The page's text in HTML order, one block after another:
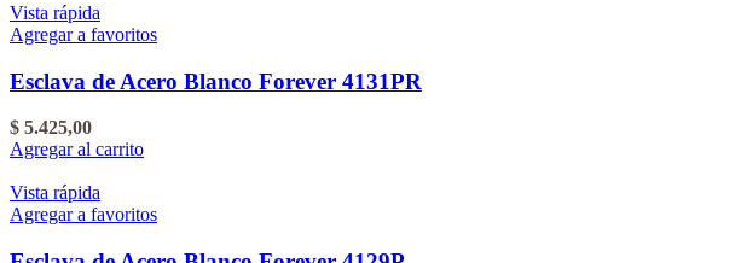
Vista rápida
Agregar a favoritos
Esclava de Acero Blanco Forever 4131PR
$ 5.425,00
Agregar al carrito
Vista rápida
Agregar a favoritos